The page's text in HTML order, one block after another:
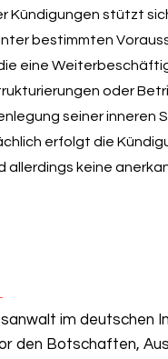
Kündigungen stützt
bestimmten
eine
oder
seiner
erfolgt die
allerdings keine
im deutschen
den Botschaften,